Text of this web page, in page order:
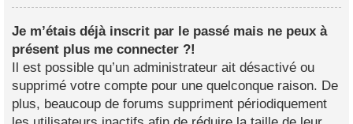
Je m’étais déjà inscrit par le passé mais ne peux à
présent plus me connecter ?!
Il est possible qu’un administrateur ait désactivé ou
supprimé votre compte pour une quelconque raison. De
plus, beaucoup de forums suppriment périodiquement